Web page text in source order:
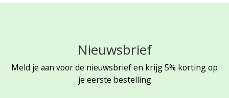
Nieuwsbrief
Meld je aan voor de nieuwsbrief en krijg 5% korting op
je eerste bestelling